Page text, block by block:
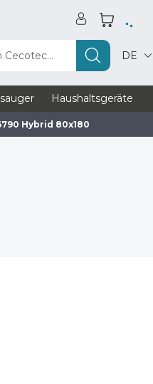
Cecotec... DE
Haushaltsgeräte
Hybrid 80x180